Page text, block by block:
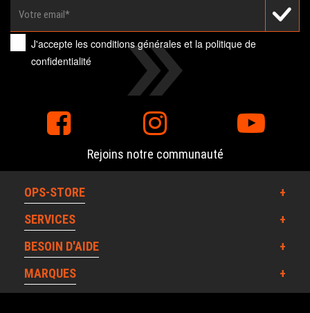
J'accepte lesconditions générales et lapolitique de
confidentialité
Rejoins notre communauté
OPS-STORE
SERVICES
BESOIN D'AIDE
MARQUES